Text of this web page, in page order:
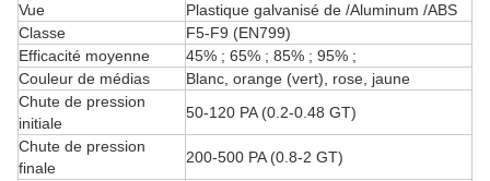
Vue
Plastique galvanisé de /Aluminum /ABS
Classe
F5-F9 (EN799)
Efficacité moyenne
45% ; 65% ; 85% ; 95% ;
Couleur de médias
Blanc, orange (vert), rose, jaune
Chute de pression
initiale
50-120 PA (0.2-0.48 GT)
Chute de pression
finale
200-500 PA (0.8-2 GT)